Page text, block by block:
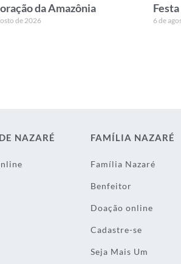
da Amazônia
de 2026 6 de
NAZARÉ FAMÍLIA NAZARÉ
Família Nazaré
Benfeitor
Doação online
Cadastre-se
Seja Mais Um